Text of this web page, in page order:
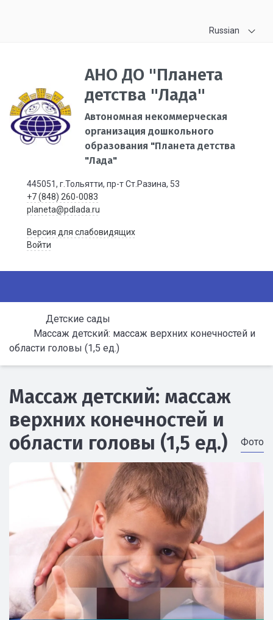
Russian
АНО ДО "Планета
детства "Лада"
Автономная некоммерческая
организация дошкольного
образования "Планета детства
"Лада"
445051, г.Тольятти, пр-т Ст.Разина, 53
+7 (848) 260-0083
planeta@pdlada.ru
Версия для слабовидящих
Войти
Детские сады
Массаж детский: массаж верхних конечностей и
области головы (1,5 ед.)
Массаж детский: массаж
верхних конечностей и
области головы (1,5 ед.)
Фото